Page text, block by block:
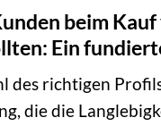
beim
Ein
des richtigen
die die